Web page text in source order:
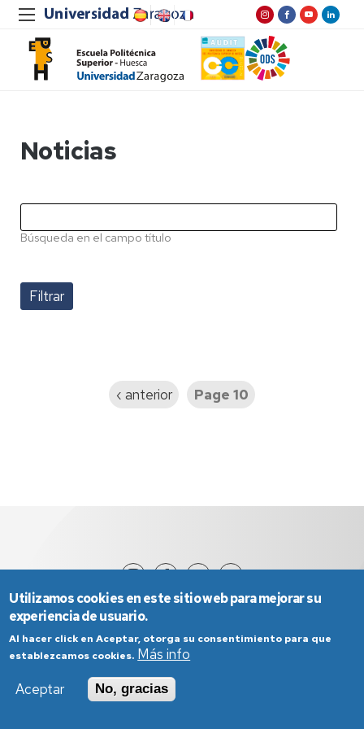
Noticias
Búsqueda en el campo título
Page
‹ anterior Page 10
Aviso Legal
Condiciones generales de uso
Política de Privacidad
Utilizamos cookies en este sitio web para mejorar su
experiencia de usuario.
Al hacer click en Aceptar, otorga su consentimiento para que
establezcamos cookies. Más info
Aceptar
No, gracias